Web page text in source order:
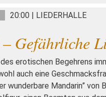
20:00 | LIEDERHALLE
Gefährliche
erotischen Begehrens
auch eine
wunderbare Mandarin” von